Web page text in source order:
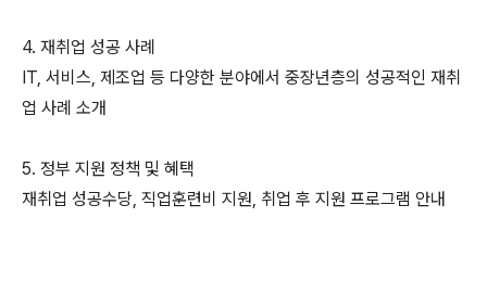
4. 재취업 성공 사례
IT, 서비스, 제조업 등 다양한 분야에서 중장년층의 성공적인 재취
업 사례 소개
5. 정부 지원 정책 및 혜택
재취업 성공수당, 직업훈련비 지원, 취업 후 지원 프로그램 안내